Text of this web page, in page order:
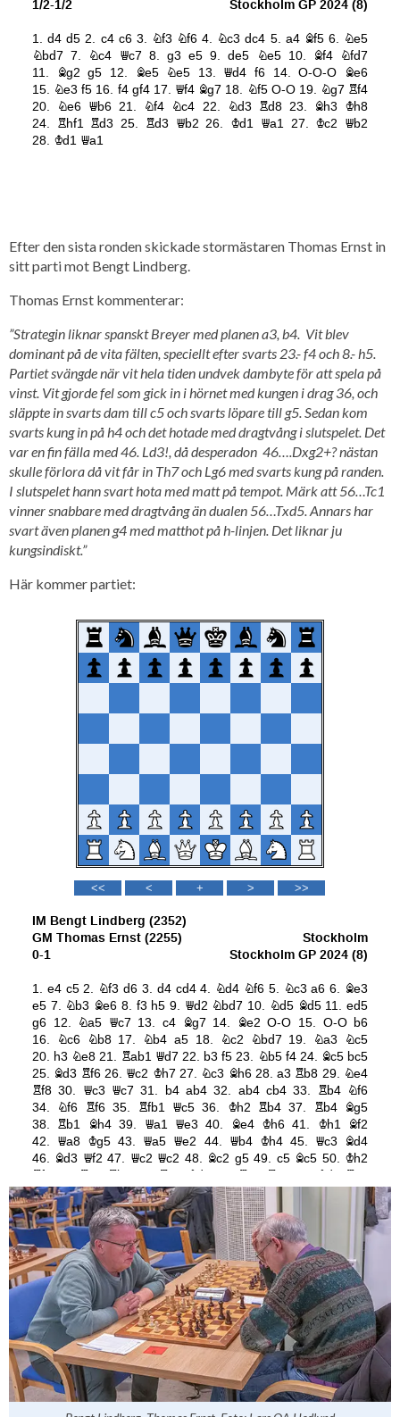
Efter den sista ronden skickade stormästaren Thomas Ernst in
sitt parti mot Bengt Lindberg.
Thomas Ernst kommenterar:
”Strategin liknar spanskt Breyer med planen a3, b4. Vit blev
dominant på de vita fälten, speciellt efter svarts 23.- f4 och 8.- h5.
Partiet svängde när vit hela tiden undvek dambyte för att spela på
vinst. Vit gjorde fel som gick in i hörnet med kungen i drag 36, och
släppte in svarts dam till c5 och svarts löpare till g5. Sedan kom
svarts kung in på h4 och det hotade med dragtvång i slutspelet. Det
var en fin fälla med 46. Ld3!, då desperadon 46….Dxg2+? nästan
skulle förlora då vit får in Th7 och Lg6 med svarts kung på randen.
I slutspelet hann svart hota med matt på tempot. Märk att 56…Tc1
vinner snabbare med dragtvång än dualen 56…Txd5. Annars har
svart även planen g4 med matthot på h-linjen. Det liknar ju
kungsindiskt.”
Här kommer partiet: